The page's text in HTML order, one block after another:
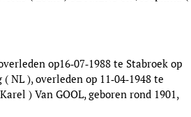
op16‑07‑1988 te Stabroek op
NL ), overleden op 11‑04‑1948 te
) Van GOOL, geboren rond 1901,